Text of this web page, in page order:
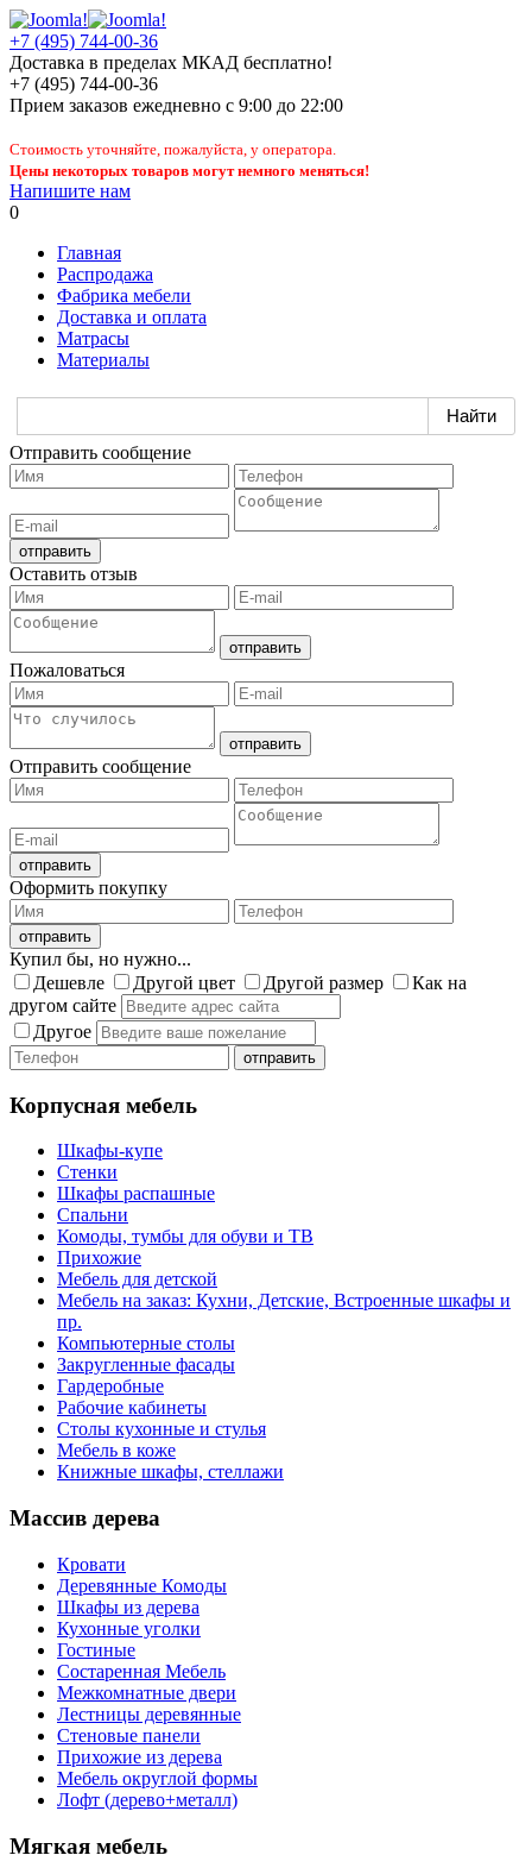
+7 (495) 744-00-36
Доставка в пределах МКАД бесплатно!
+7 (495) 744-00-36
Прием заказов ежедневно с 9:00 до 22:00
Стоимость уточняйте, пожалуйста, у оператора.
Цены некоторых товаров могут немного меняться!
Напишите нам
0
Главная
Распродажа
Фабрика мебели
Доставка и оплата
Матрасы
Материалы
Отправить сообщение
Оставить отзыв
Пожаловаться
Отправить сообщение
Оформить покупку
Купил бы, но нужно...
Дешевле
Другой цвет Другой размер
Как на
другом сайте
Другое
Корпусная мебель
Шкафы-купе
Стенки
Шкафы распашные
Спальни
Комоды, тумбы для обуви и ТВ
Прихожие
Мебель для детской
Мебель на заказ: Кухни, Детские, Встроенные шкафы и
пр.
Компьютерные столы
Закругленные фасады
Гардеробные
Рабочие кабинеты
Столы кухонные и стулья
Мебель в коже
Книжные шкафы, стеллажи
Массив дерева
Кровати
Деревянные Комоды
Шкафы из дерева
Кухонные уголки
Гостиные
Состаренная Мебель
Межкомнатные двери
Лестницы деревянные
Стеновые панели
Прихожие из дерева
Мебель округлой формы
Лофт (дерево+металл)
Мягкая мебель